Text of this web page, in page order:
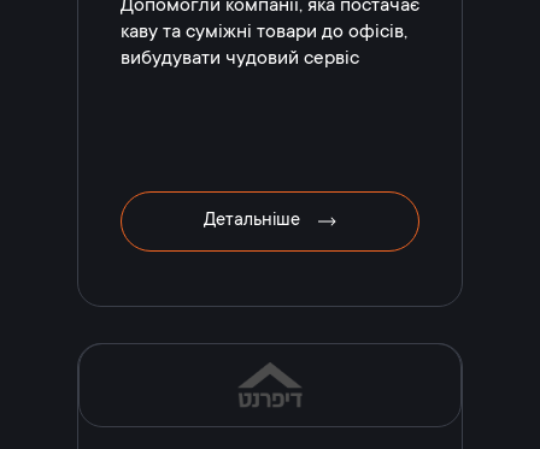
Допомогли компанії, яка постачає
каву та суміжні товари до офісів,
вибудувати чудовий сервіс
Детальніше